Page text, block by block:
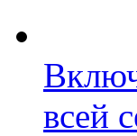
всей